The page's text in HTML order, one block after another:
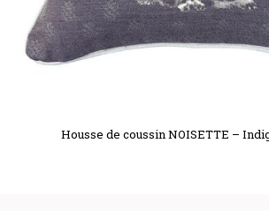
Housse de coussin NOISETTE –